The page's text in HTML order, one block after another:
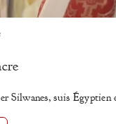
Silwanes, suis Égyptien